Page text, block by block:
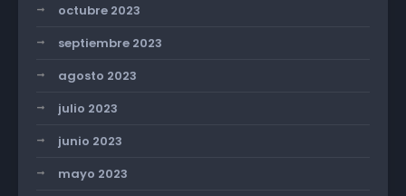
octubre 2023
septiembre 2023
agosto 2023
julio 2023
junio 2023
mayo 2023